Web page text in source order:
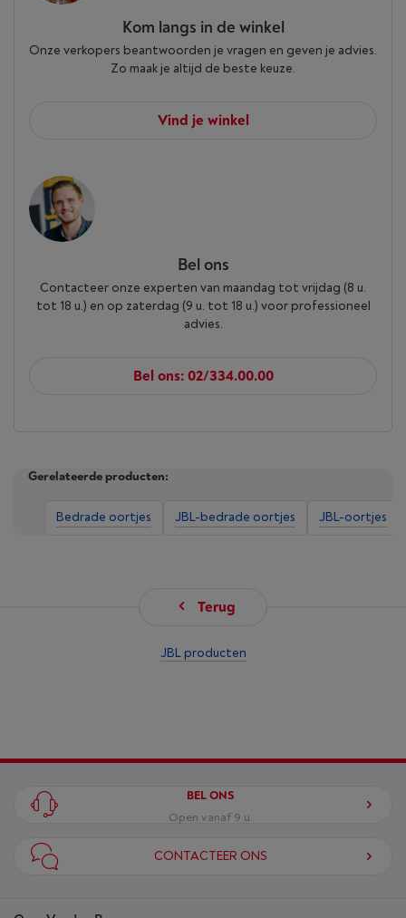
Kom langs in de winkel
Onze verkopers beantwoorden je vragen en geven je advies.
Zo maak je altijd de beste keuze.
Vind je winkel
Bel ons
Contacteer onze experten van maandag tot vrijdag (8 u.
tot 18 u.) en op zaterdag (9 u. tot 18 u.) voor professioneel
advies.
Bel ons: 02/334.00.00
Gerelateerde producten:
Bedrade oortjes JBL-bedrade oortjes JBL-oortjes
Terug
JBL producten
BEL ONS
Open vanaf 9 u.
CONTACTEER ONS